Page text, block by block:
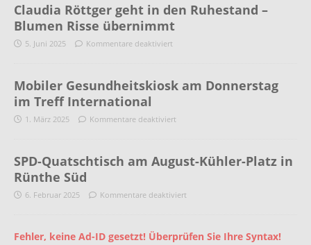
Claudia Röttger geht in den Ruhestand –
Blumen Risse übernimmt
5. Juni 2025 Kommentare deaktiviert
Mobiler Gesundheitskiosk am Donnerstag
im Treff International
1. März 2025 Kommentare deaktiviert
SPD-Quatschtisch am August-Kühler-Platz in
Rünthe Süd
6. Februar 2025 Kommentare deaktiviert
Fehler, keine Ad-ID gesetzt! Überprüfen Sie Ihre Syntax!